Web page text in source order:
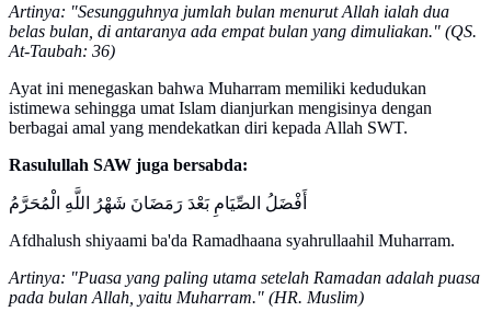
Artinya: "Sesungguhnya jumlah bulan menurut Allah ialah dua
belas bulan, di antaranya ada empat bulan yang dimuliakan." (QS.
At-Taubah: 36)
Ayat ini menegaskan bahwa Muharram memiliki kedudukan
istimewa sehingga umat Islam dianjurkan mengisinya dengan
berbagai amal yang mendekatkan diri kepada Allah SWT.
Rasulullah SAW juga bersabda:
أَفْضَلُ الصِّيَامِ بَعْدَ رَمَضَانَ شَهْرُ اللَّهِ الْمُحَرَّمُ
Afdhalush shiyaami ba'da Ramadhaana syahrullaahil Muharram.
Artinya: "Puasa yang paling utama setelah Ramadan adalah puasa
pada bulan Allah, yaitu Muharram." (HR. Muslim)